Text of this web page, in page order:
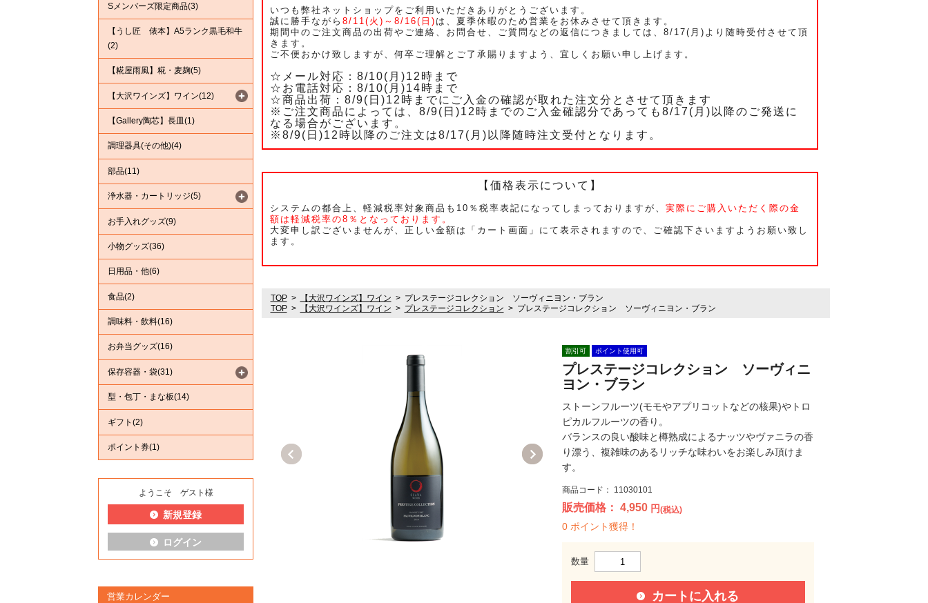
いつも弊社ネットショップをご利用いただきありがとうございます。
誠に勝手ながら 8/11(火)～8/16(日) は、夏季休暇のため営業をお休みさせて頂きます。
期間中のご注文商品の出荷やご連絡、お問合せ、ご質問などの返信につきましては、8/17(月)より随時受付させて頂
きます。
ご不便おかけ致しますが、何卒ご理解とご了承賜りますよう、宜しくお願い申し上げます。
☆メール対応：8/10(月)12時まで
☆お電話対応：8/10(月)14時まで
☆商品出荷：8/9(日)12時までにご入金の確認が取れた注文分とさせて頂きます
※ご注文商品によっては、8/9(日)12時までのご入金確認分であっても8/17(月)以降のご発送に
なる場合がございます。
※8/9(日)12時以降のご注文は8/17(月)以降随時注文受付となります。
【価格表示について】
システムの都合上、軽減税率対象商品も10％税率表記になってしまっておりますが、 実際にご購入いただく際の金
額は軽減税率の8％となっております。
大変申し訳ございませんが、正しい金額は「カート画面」にて表示されますので、ご確認下さいますようお願い致し
ます。
TOP 【大沢ワインズ】ワイン
プレステージコレクション ソーヴィニヨン・ブラン
TOP
【大沢ワインズ】ワイン プレステージコレクション プレステージコレクション ソーヴィニヨン・ブラン
割引可 ポイント使用可
プレステージコレクション ソーヴィニ
ヨン・ブラン
ストーンフルーツ(モモやアプリコットなどの核果)やトロ
ピカルフルーツの香り。
バランスの良い酸味と樽熟成によるナッツやヴァニラの香
り漂う、複雑味のあるリッチな味わいをお楽しみ頂けま
す。
商品コード： 11030101
販売価格： 4,950 円(税込)
0 ポイント獲得！
数量
カートに入れる
Sメンバーズ限定商品(3)
【うし匠 俵本】A5ランク黒毛和牛
(2)
【糀屋雨風】糀・麦麹(5)
【大沢ワインズ】ワイン(12)
【Gallery陶芯】長皿(1)
調理器具(その他)(4)
部品(11)
浄水器・カートリッジ(5)
お手入れグッズ(9)
小物グッズ(36)
日用品・他(6)
食品(2)
調味料・飲料(16)
お弁当グッズ(16)
保存容器・袋(31)
型・包丁・まな板(14)
ギフト(2)
ポイント券(1)
ようこそ ゲスト様
新規登録
ログイン
営業カレンダー